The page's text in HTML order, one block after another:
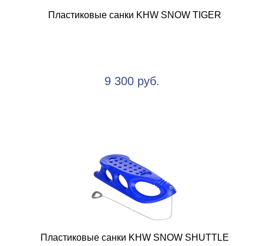
Пластиковые санки KHW SNOW TIGER
9 300 руб.
Пластиковые санки KHW SNOW SHUTTLE